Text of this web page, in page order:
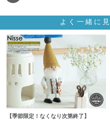
よく一緒に
【季節限定！なくなり次第終了】